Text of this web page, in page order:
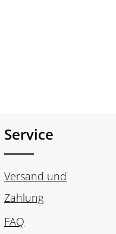
Service
Versand und
Zahlung
FAQ